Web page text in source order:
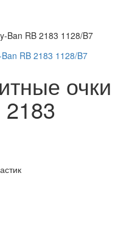
Ban RB 2183 1128/B7
очки
2183